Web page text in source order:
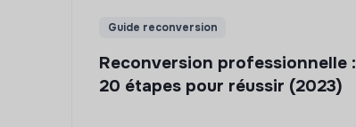
Guide reconversion
Reconversion professionnelle :
20 étapes pour réussir (2023)